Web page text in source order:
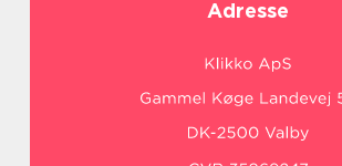
Adresse